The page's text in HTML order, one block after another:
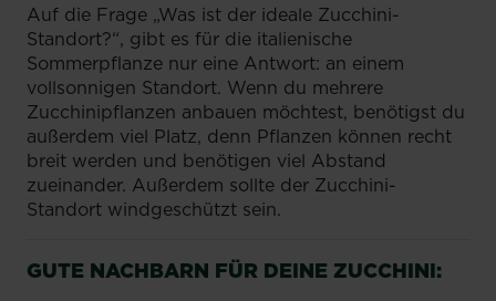
Auf die Frage „Was ist der ideale Zucchini-
Standort?“, gibt es für die italienische
Sommerpflanze nur eine Antwort: an einem
vollsonnigen Standort. Wenn du mehrere
Zucchinipflanzen anbauen möchtest, benötigst du
außerdem viel Platz, denn Pflanzen können recht
breit werden und benötigen viel Abstand
zueinander. Außerdem sollte der Zucchini-
Standort windgeschützt sein.
GUTE NACHBARN FÜR DEINE ZUCCHINI: